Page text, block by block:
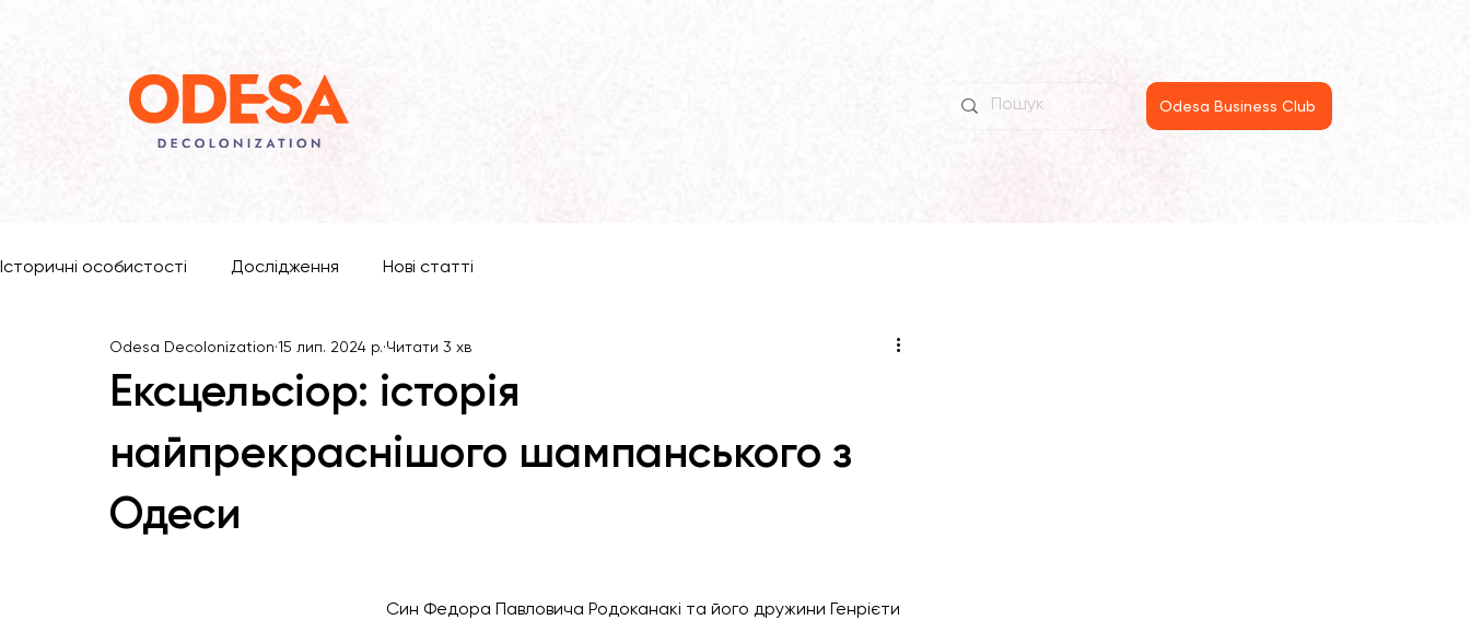
Odesa Business Club
Історичні особистості Дослідження Нові статті
Ексцельсіор: історія
найпрекраснішого шампанського з
Одеси
Odesa Decolonization 15 лип. 2024 р. Читати 3 хв
Син Федора Павловича Родоканакі та його дружини Генрієти